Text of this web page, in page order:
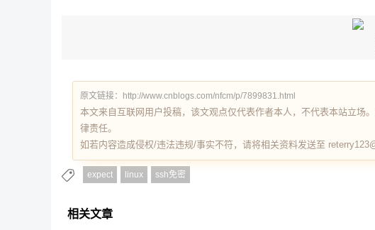
原文链接：http://www.cnblogs.com/nfcm/p/7899831.html
本文来自互联网用户投稿，该文观点仅代表作者本人，不代表本站立场
律责任。
如若内容造成侵权/违法违规/事实不符，请将相关资料发送至
expect linux ssh免密
相关文章